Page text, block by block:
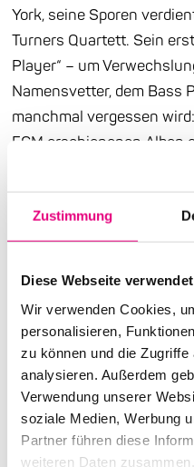
Zustimmung
Diese Webseite
Wir verwenden Cookies,
personalisieren,
zu können und die
analysieren. Außerdem
Verwendung unserer
soziale Medien, Werbung
Partner führen diese
weiteren Daten
York, seine Sporen
Turners Quartett. Sein
Player“ – um
Namensvetter, dem Bass
manchmal vergessen
ECM erschienenen Alben
modernen, coolen Ton
die Erzählweisen seiner
allem Nuancenreichtum
kann.
Die Musik des jüngsten
magische Weise zu ihm,
Der
das Ziel. Eine
minimalistischer Versuch
Möglichkeiten.